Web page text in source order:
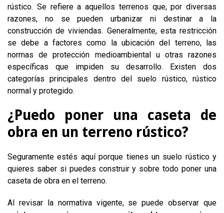
rústico. Se refiere a aquellos terrenos que, por diversas
razones, no se pueden urbanizar ni destinar a la
construcción de viviendas. Generalmente, esta restricción
se debe a factores como la ubicación del terreno, las
normas de protección medioambiental u otras razones
específicas que impiden su desarrollo. Existen dos
categorías principales dentro del suelo rústico, rústico
normal y protegido.
¿Puedo poner una caseta de
obra en un terreno rústico?
Seguramente estés aquí porque tienes un suelo rústico y
quieres saber si puedes construir y sobre todo poner una
caseta de obra en el terreno.
Al revisar la normativa vigente, se puede observar que